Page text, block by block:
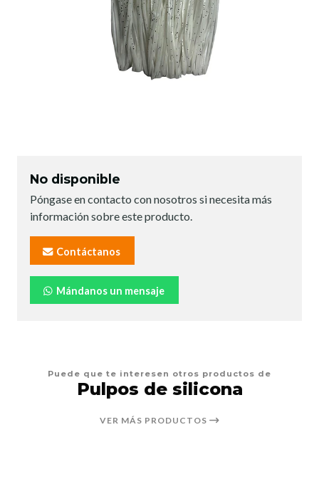
No disponible
Póngase en contacto con nosotros si necesita más
información sobre este producto.
Contáctanos
Mándanos un mensaje
Puede que te interesen otros productos de
Pulpos de silicona
VER MÁS PRODUCTOS